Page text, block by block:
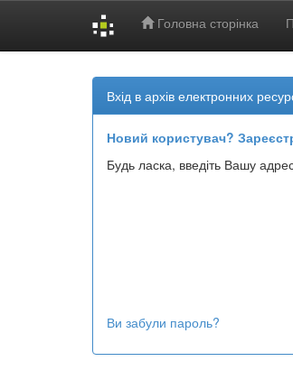
Головна сторінка
Вхід в архів електронних
Новий користувач?
Будь ласка, введіть Вашу
Ви забули пароль?